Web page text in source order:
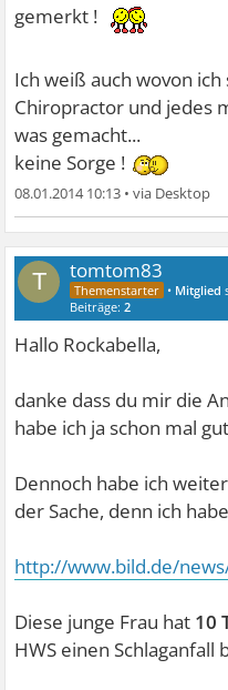
gemerkt !
Ich weiß auch wovon
Chiropractor und jedes
was gemacht...
keine Sorge !
08.01.2014 10:13 •
T tomtom83
• Mitglied
Beiträge:2
Hallo Rockabella,
danke dass du mir die
habe ich ja schon mal
Dennoch habe ich
der Sache, denn ich
http://www.bild.de/
Diese junge Frau hat 10
HWS einen Schlaganfall